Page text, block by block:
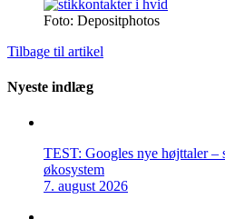
Foto: Depositphotos
Tilbage til artikel
Nyeste indlæg
TEST: Googles nye højttaler –
økosystem
7. august 2026